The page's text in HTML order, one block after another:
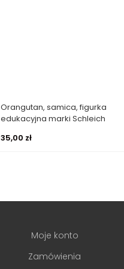
Dowiedz się więcej
Orangutan, samica, figurka
edukacyjna marki Schleich
35,00 zł
Moje konto
Zamówienia